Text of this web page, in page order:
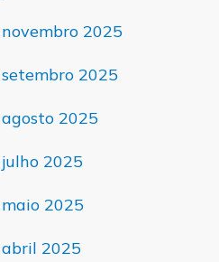
novembro 2025
setembro 2025
agosto 2025
julho 2025
maio 2025
abril 2025